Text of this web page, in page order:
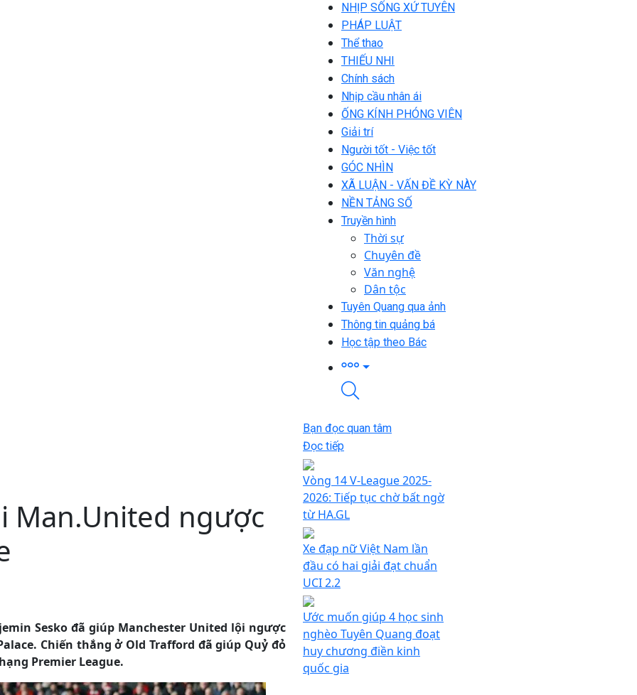
NHỊP SỐNG XỨ TUYÊN
PHÁP LUẬT
Thể thao
THIẾU NHI
Chính sách
Nhịp cầu nhân ái
ỐNG KÍNH PHÓNG VIÊN
Giải trí
Người tốt - Việc tốt
GÓC NHÌN
XÃ LUẬN - VẤN ĐỀ KỲ NÀY
NỀN TẢNG SỐ
Truyền hình
Thời sự
Chuyên đề
Văn nghệ
Dân tộc
Tuyên Quang qua ảnh
Thông tin quảng bá
Học tập theo Bác
Man.United ngược
Sesko đã giúp Manchester United lội ngược
Chiến thắng ở Old Trafford đã giúp Quỷ đỏ
Premier League.
Bạn đọc quan tâm
Đọc tiếp
Vòng 14 V-League 2025-
2026: Tiếp tục chờ bất ngờ
từ HA.GL
Xe đạp nữ Việt Nam lần
đầu có hai giải đạt chuẩn
UCI 2.2
Ước muốn giúp 4 học sinh
nghèo Tuyên Quang đoạt
huy chương điền kinh
quốc gia